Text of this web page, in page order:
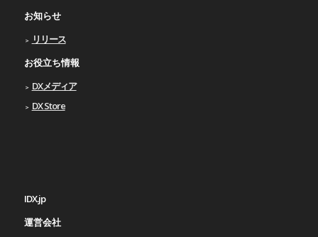
お知らせ
リリース
お役立ち情報
DXメディア
DX Store
IDX.jp
運営会社